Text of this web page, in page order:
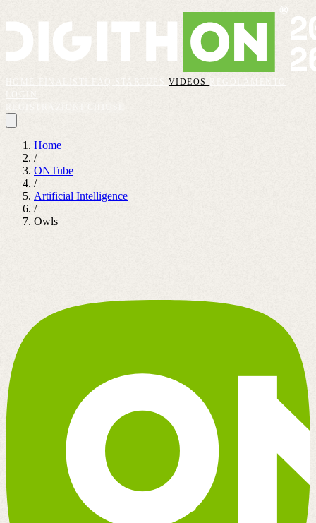
VIDEOS
REGOLAMENTO
Home
/
ONTube
/
Artificial Intelligence
/
Owls